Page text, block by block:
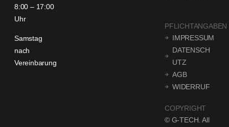
PFLICHTANGABEN
IMPRESSUM
DATENSCH
UTZ
AGB
WIDERRUF
COPYRIGHT
© G-TECH. All
8:00 – 17:00
Uhr
Samstag
nach
Vereinbarung